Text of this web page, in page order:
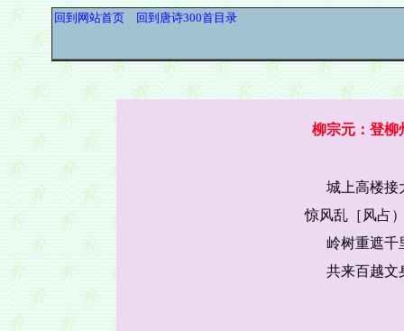
回到网站首页 回到唐诗300首目录
柳宗元：登柳
城上高楼接
惊风乱［风占
岭树重遮千
共来百越文